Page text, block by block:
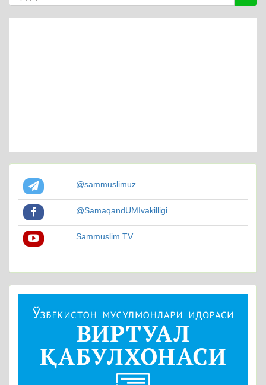
@sammuslimuz
@SamaqandUMIvakilligi
Sammuslim.TV